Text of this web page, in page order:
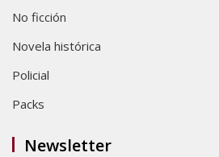
No ficción
Novela histórica
Policial
Packs
Newsletter